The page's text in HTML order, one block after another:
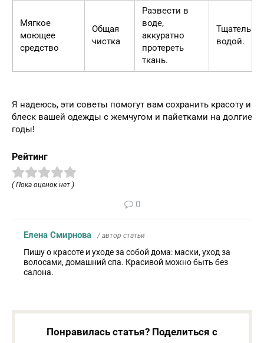
Мягкое
моющее
средство
Общая
чистка
Развести в
воде,
аккуратно
протереть
ткань.
водой.
Я надеюсь, эти советы помогут вам сохранить красоту и
блеск вашей одежды с жемчугом и пайетками на долгие
годы!
Рейтинг
( Пока оценок нет )
0
Елена Смирнова / автор статьи
Пишу о красоте и уходе за собой дома: маски, уход за
волосами, домашний спа. Красивой можно быть без
салона.
Понравилась статья? Поделиться с